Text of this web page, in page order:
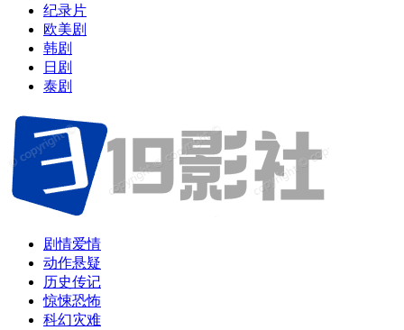
纪录片
欧美剧
韩剧
日剧
泰剧
剧情爱情
动作悬疑
历史传记
惊悚恐怖
科幻灾难